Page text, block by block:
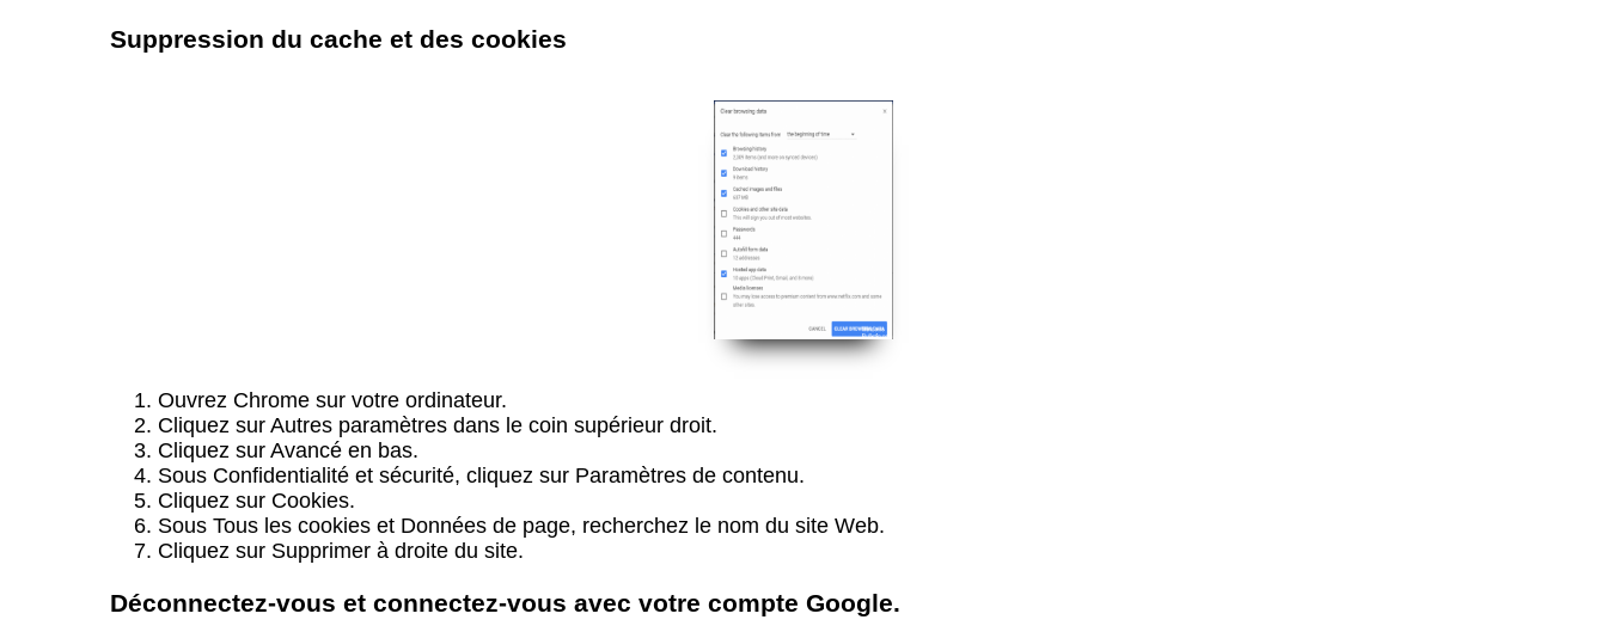
Suppression du cache et des cookies
Ouvrez Chrome sur votre ordinateur.
Cliquez sur Autres paramètres dans le coin supérieur droit.
Cliquez sur Avancé en bas.
Sous Confidentialité et sécurité, cliquez sur Paramètres de contenu.
Cliquez sur Cookies.
Sous Tous les cookies et Données de page, recherchez le nom du site Web.
Cliquez sur Supprimer à droite du site.
Déconnectez-vous et connectez-vous avec votre compte Google.